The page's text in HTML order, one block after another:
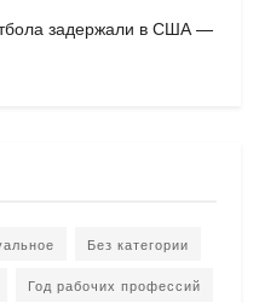
задержали в США —
Без категории
Год рабочих профессий